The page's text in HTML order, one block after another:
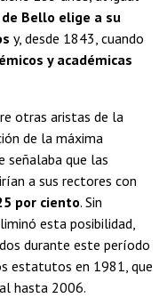
de Bello elige a su
y, desde 1843, cuando
y académicas
otras aristas de la
de la máxima
señalaba que las
a sus rectores con
por ciento. Sin
esta posibilidad,
durante este período
estatutos en 1981, que
hasta 2006.